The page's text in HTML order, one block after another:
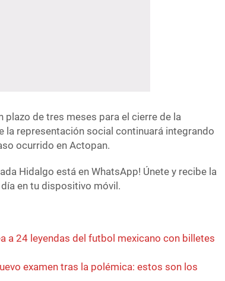
plazo de tres meses para el cierre de la
la representación social continuará integrando
ocurrido en Actopan.
Hidalgo está en WhatsApp! Únete y recibe la
en tu dispositivo móvil.
a 24 leyendas del futbol mexicano con billetes
examen tras la polémica: estos son los